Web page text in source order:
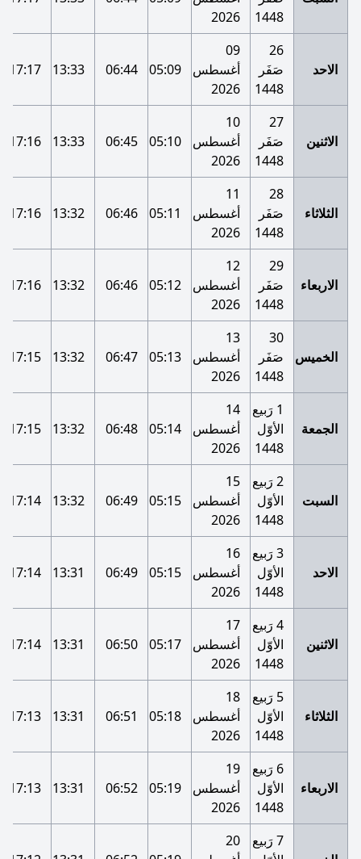
1448
2026
الاحد
26
صَفَر
1448
09
أغسطس
2026
05:09
06:44
13:33
17:17
الاثنين
27
صَفَر
1448
10
أغسطس
2026
05:10
06:45
13:33
17:16
الثلاثاء
28
صَفَر
1448
11
أغسطس
2026
05:11
06:46
13:32
17:16
الاربعاء
29
صَفَر
1448
12
أغسطس
2026
05:12
06:46
13:32
17:16
الخميس
30
صَفَر
1448
13
أغسطس
2026
05:13
06:47
13:32
17:15
الجمعة
1 رَبيع
الأوّل
1448
14
أغسطس
2026
05:14
06:48
13:32
17:15
السبت
2 رَبيع
الأوّل
1448
15
أغسطس
2026
05:15
06:49
13:32
17:14
الاحد
3 رَبيع
الأوّل
1448
16
أغسطس
2026
05:15
06:49
13:31
17:14
الاثنين
4 رَبيع
الأوّل
1448
17
أغسطس
2026
05:17
06:50
13:31
17:14
الثلاثاء
5 رَبيع
الأوّل
1448
18
أغسطس
2026
05:18
06:51
13:31
17:13
الاربعاء
6 رَبيع
الأوّل
1448
19
أغسطس
2026
05:19
06:52
13:31
17:13
7 رَبيع
20